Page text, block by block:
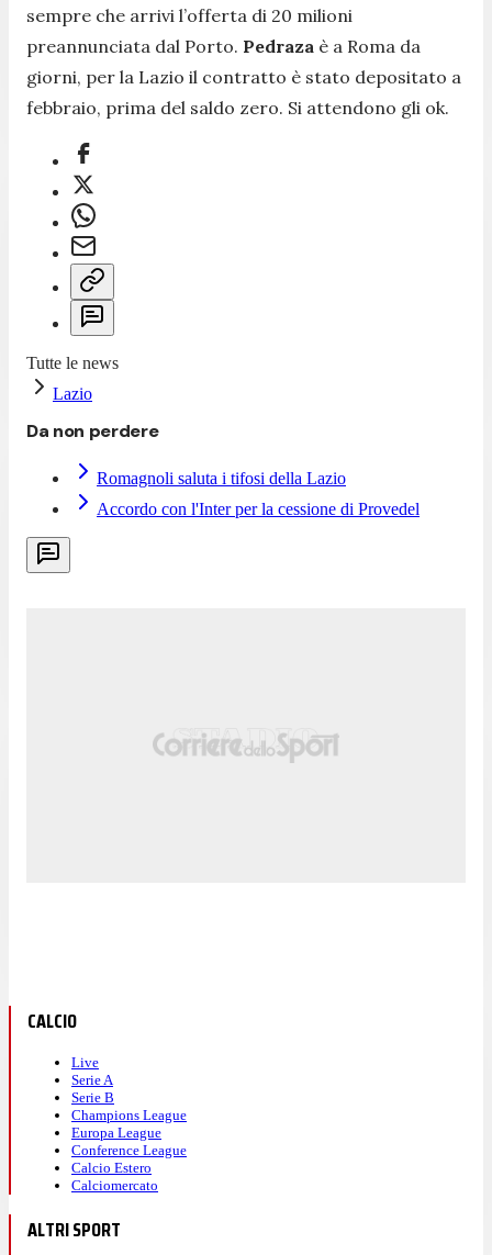
sempre che arrivi l’offerta di 20 milioni
preannunciata dal Porto. Pedraza è a Roma da
giorni, per la Lazio il contratto è stato depositato a
febbraio, prima del saldo zero. Si attendono gli ok.
Tutte le news
Lazio
Da non perdere
Romagnoli saluta i tifosi della Lazio
Accordo con l'Inter per la cessione di Provedel
CALCIO
Live
Serie A
Serie B
Champions League
Europa League
Conference League
Calcio Estero
Calciomercato
ALTRI SPORT